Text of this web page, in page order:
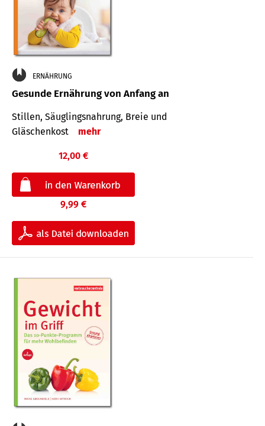
ERNÄHRUNG
Gesunde Ernährung von Anfang an
Stillen, Säuglingsnahrung, Breie und
Gläschenkost
mehr
12,00 €
9,99 €